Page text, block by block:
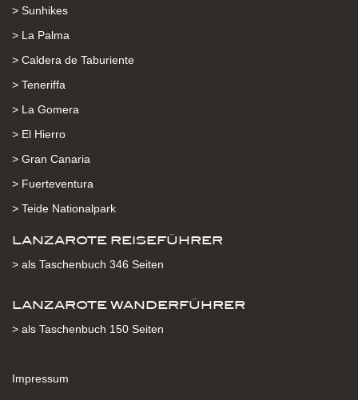
> Sunhikes
> La Palma
> Caldera de Taburiente
> Teneriffa
> La Gomera
> El Hierro
> Gran Canaria
> Fuerteventura
> Teide Nationalpark
LANZAROTE REISEFÜHRER
> als Taschenbuch 346 Seiten
LANZAROTE WANDERFÜHRER
> als Taschenbuch 150 Seiten
Impressum